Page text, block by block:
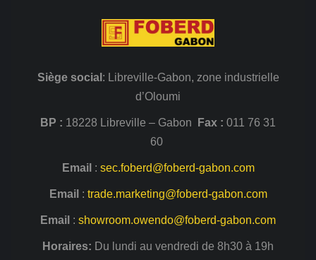
Siège social : Libreville-Gabon, zone industrielle
d’Oloumi
BP : 18228 Libreville – Gabon Fax : 011 76 31
60
Email : sec.foberd@foberd-gabon.com
Email : trade.marketing@foberd-gabon.com
Email : showroom.owendo@foberd-gabon.com
Horaires: Du lundi au vendredi de 8h30 à 19h